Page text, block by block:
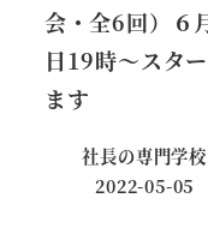
会・全6回）６
日19時～スタ
ます
社長の専門学校
投稿日
2022-05-05